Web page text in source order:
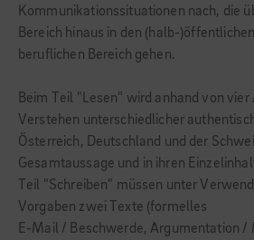
Kommunikationssituationen nach, die
Bereich hinaus in den (halb-
beruflichen Bereich gehen.
Beim Teil "Lesen" wird anhand von vier
Verstehen unterschiedlicher
Österreich, Deutschland und der
Gesamtaussage und in ihren
Teil "Schreiben" müssen unter
Vorgaben zwei Texte (formelles
E-Mail / Beschwerde, Argumentation /